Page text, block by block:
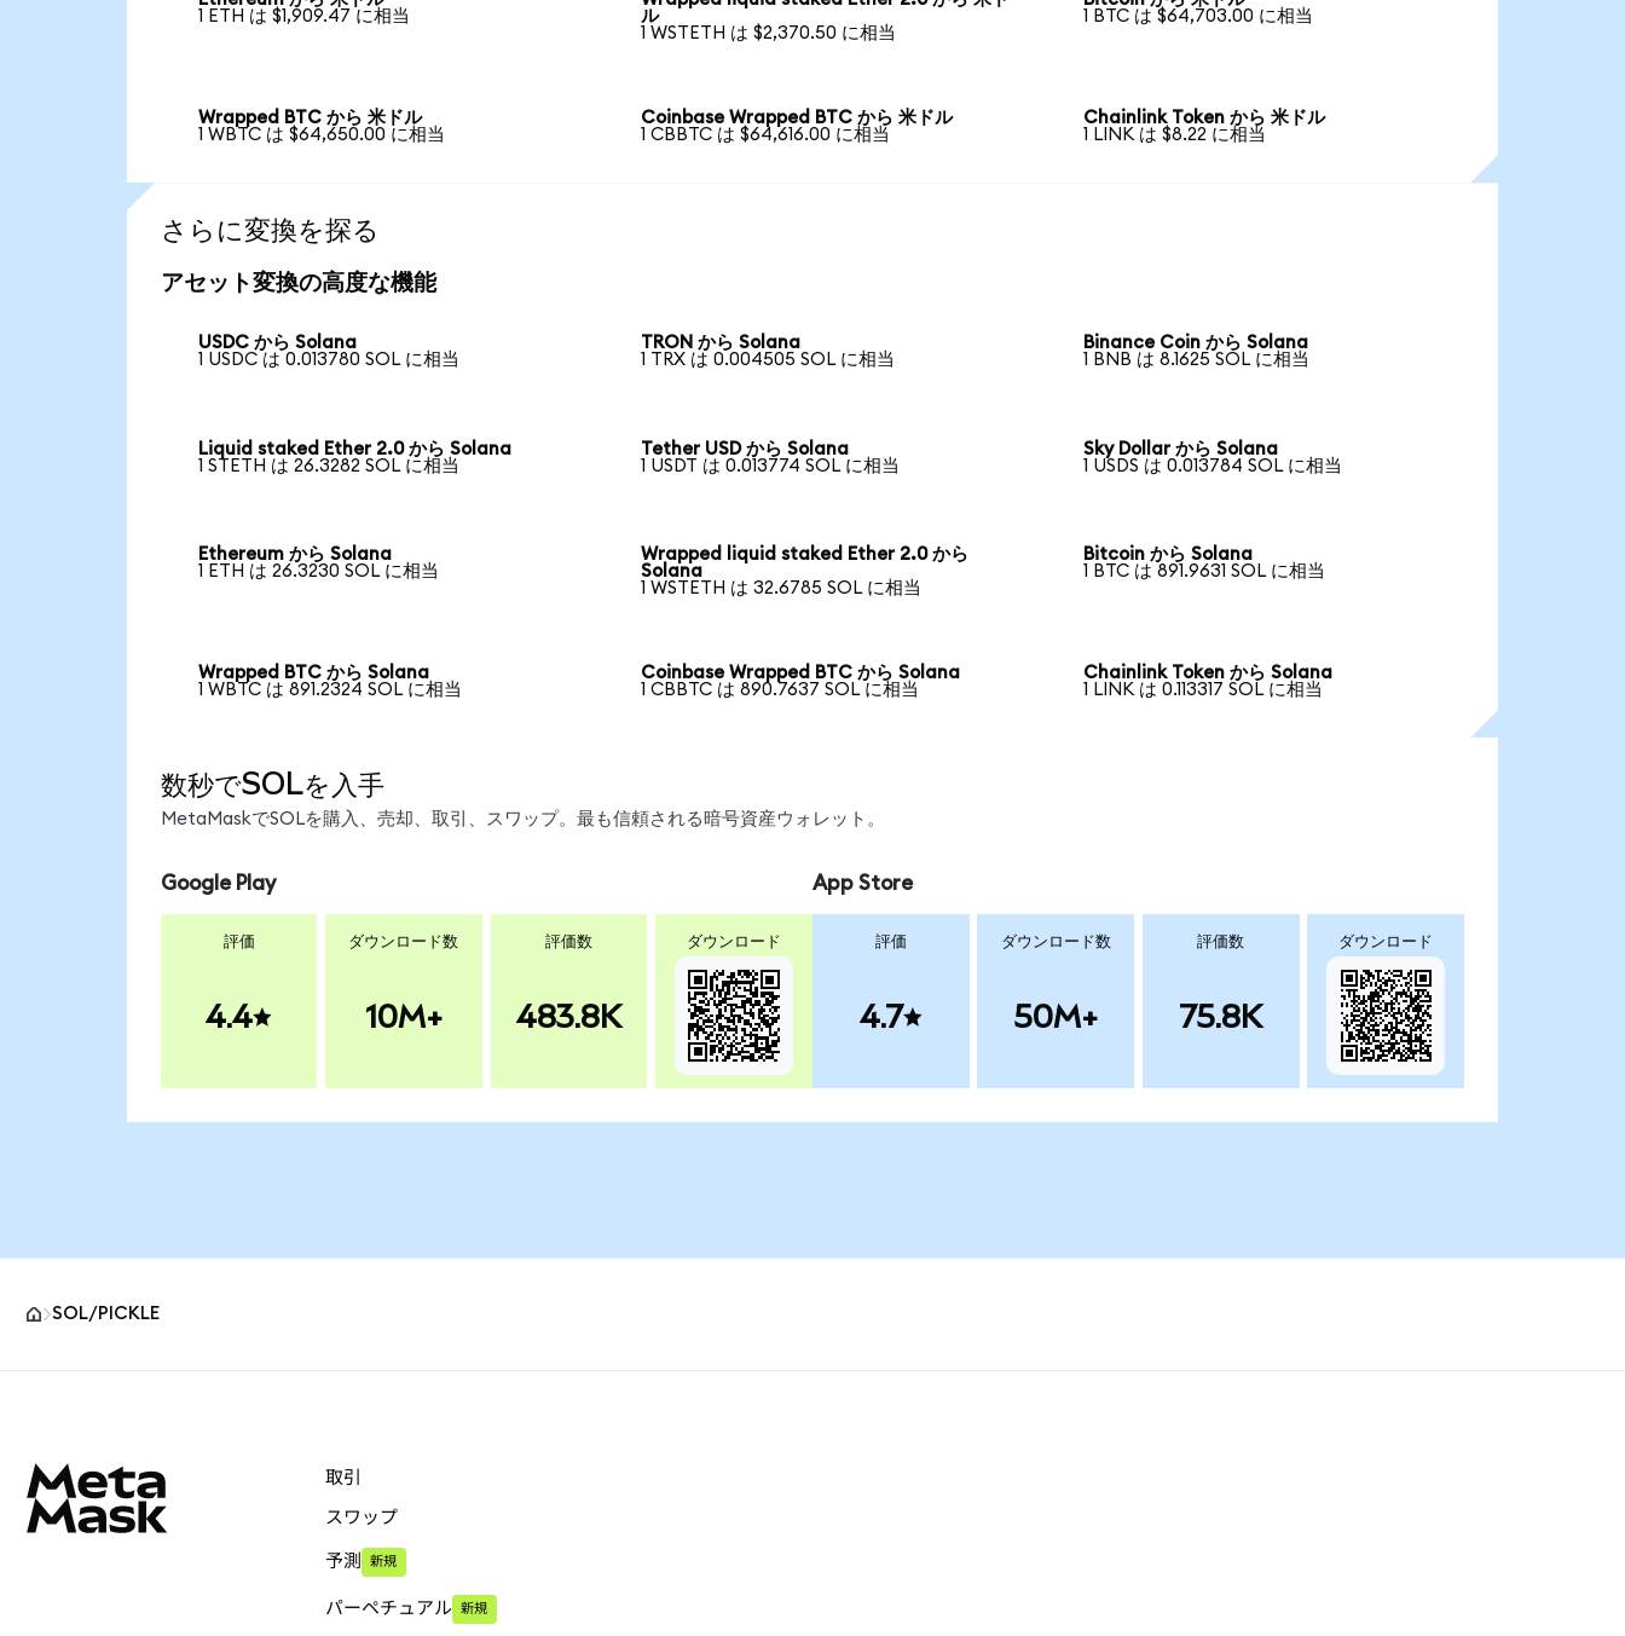
1 ETH は $1,909.47 に相当
ル
1 WSTETH は $2,370.50 に相当
1 BTC は $64,703.00 に相当
Wrapped BTC から 米ドル
1 WBTC は $64,650.00 に相当
Coinbase Wrapped BTC から 米ドル
1 CBBTC は $64,616.00 に相当
Chainlink Token から 米ドル
1 LINK は $8.22 に相当
さらに変換を探る
アセット変換の高度な機能
USDC から Solana
1 USDC は 0.013780 SOL に相当
TRON から Solana
1 TRX は 0.004505 SOL に相当
Binance Coin から Solana
1 BNB は 8.1625 SOL に相当
Liquid staked Ether 2.0 から Solana
1 STETH は 26.3282 SOL に相当
Tether USD から Solana
1 USDT は 0.013774 SOL に相当
Sky Dollar から Solana
1 USDS は 0.013784 SOL に相当
Ethereum から Solana
1 ETH は 26.3230 SOL に相当
Wrapped liquid staked Ether 2.0 から
Solana
1 WSTETH は 32.6785 SOL に相当
Bitcoin から Solana
1 BTC は 891.9631 SOL に相当
Wrapped BTC から Solana
1 WBTC は 891.2324 SOL に相当
Coinbase Wrapped BTC から Solana
1 CBBTC は 890.7637 SOL に相当
Chainlink Token から Solana
1 LINK は 0.113317 SOL に相当
数秒でSOLを入手
MetaMaskでSOLを購入、売却、取引、スワップ。最も信頼される暗号資産ウォレット。
Google Play
評価
4.4
ダウンロード数
10M+
評価数
483.8K
ダウンロード
App Store
評価
4.7
ダウンロード数
50M+
評価数
75.8K
ダウンロード
SOL/PICKLE
取引
スワップ
予測 新規
パーペチュアル 新規